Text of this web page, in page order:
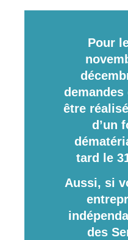
Pour
demandes
être
d’un
tard le
Aussi, si
des